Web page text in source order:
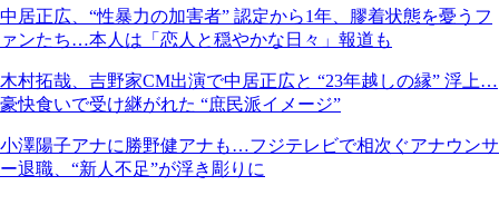
中居正広、“性暴力の加害者” 認定から1年、膠着状態を憂うフ
ァンたち…本人は「恋人と穏やかな日々」報道も
木村拓哉、吉野家CM出演で中居正広と “23年越しの縁” 浮上…
豪快食いで受け継がれた “庶民派イメージ”
小澤陽子アナに勝野健アナも…フジテレビで相次ぐアナウンサ
ー退職、“新人不足”が浮き彫りに